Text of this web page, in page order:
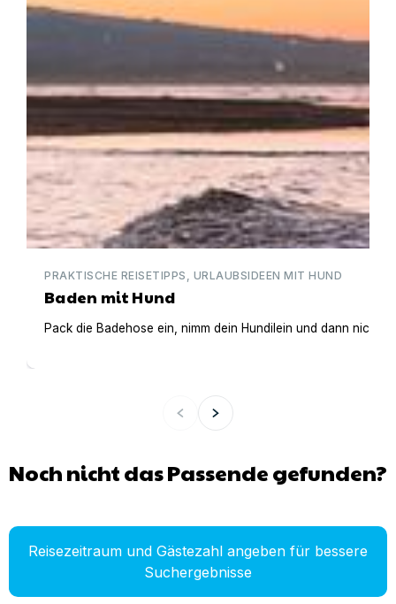
PRAKTISCHE REISETIPPS, URLAUBSIDEEN MIT HUND
Baden mit Hund
Pack die Badehose ein, nimm dein Hundilein und dann nichts
Noch nicht das Passende gefunden?
Reisezeitraum und Gästezahl angeben für bessere
Suchergebnisse